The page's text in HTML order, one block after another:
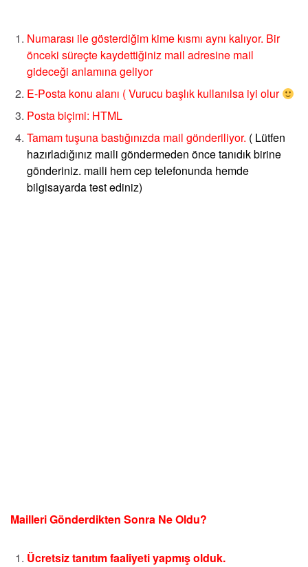
Numarası ile gösterdiğim kime kısmı aynı kalıyor. Bir
önceki süreçte kaydettiğiniz mail adresine mail
gideceği anlamına geliyor
E-Posta konu alanı ( Vurucu başlık kullanılsa iyi olur
Posta biçimi: HTML
Tamam tuşuna bastığınızda mail gönderiliyor. ( Lütfen
hazırladığınız maili göndermeden önce tanıdık birine
gönderiniz. maili hem cep telefonunda hemde
bilgisayarda test ediniz)
Mailleri Gönderdikten Sonra Ne Oldu?
Ücretsiz tanıtım faaliyeti yapmış olduk.